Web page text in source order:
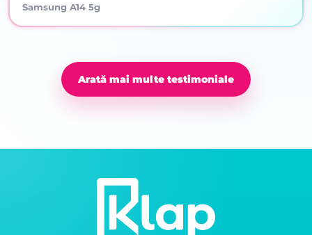
Samsung A14 5g
Arată mai multe testimoniale